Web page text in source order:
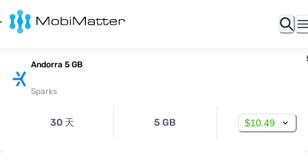
Andorra 5 GB
Sparks
30 天 5 GB $10.49